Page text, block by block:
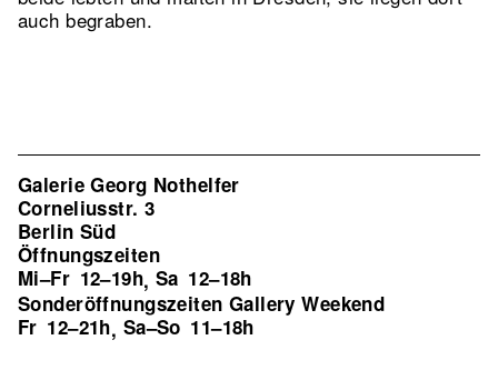
auch begraben.
Galerie Georg Nothelfer
Corneliusstr. 3
Berlin Süd
Öffnungszeiten
Mi–Fr 12–19h, Sa 12–18h
Sonderöffnungszeiten Gallery Weekend
Fr 12–21h, Sa–So 11–18h